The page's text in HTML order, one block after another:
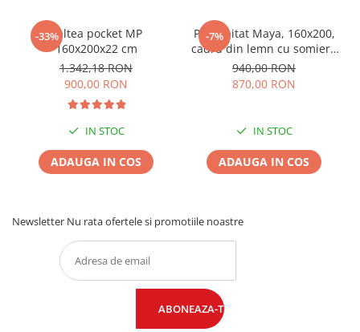
-33%Saltea pocket MP
160x200x22 cm
1.342,18 RON
900,00 RON
IN STOC
ADAUGA IN COS
-7%
Pat tapitat Maya, 160x200,
cadru din lemn cu somiera
fixa, culoare Bej
940,00 RON
870,00 RON
IN STOC
ADAUGA IN COS
Newsletter Nu rata ofertele si promotiile noastre